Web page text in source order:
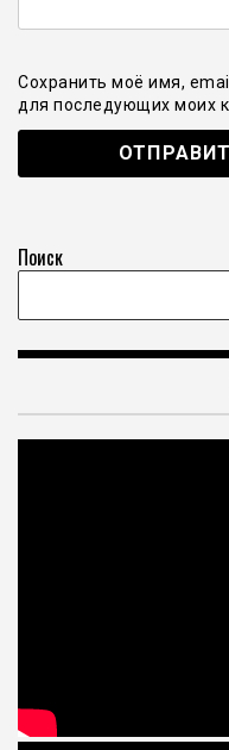
Сохранить моё имя,
для последующих моих
Поиск